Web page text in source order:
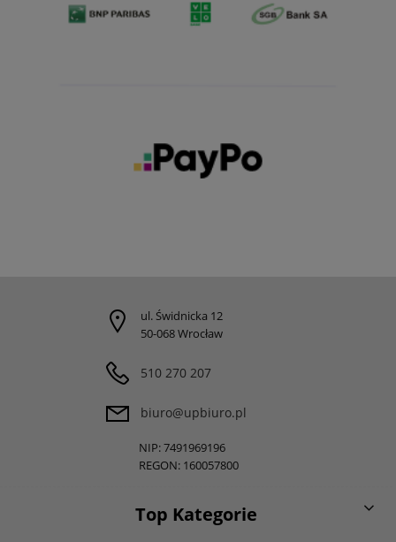
ul. Świdnicka 12
50-068 Wrocław
510 270 207
biuro@upbiuro.pl
NIP: 7491969196
REGON: 160057800
Top Kategorie